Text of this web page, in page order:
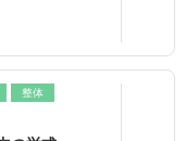
整体